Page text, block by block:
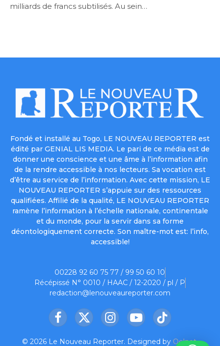
milliards de francs subtilisés. Au sein…
Fondé et installé au Togo, LE NOUVEAU REPORTER est
édité par GENIAL LIS MEDIA. Le pari de ce média est de
donner une conscience et une âme à l’information afin
de la rendre accessible à nos lecteurs. Sa vocation est
d’être au service de l’information. Avec cette mission, LE
NOUVEAU REPORTER s’appuie sur des ressources
qualifiées. Affilié de la qualité, LE NOUVEAU REPORTER
ramène l’information à l’échelle nationale, continentale
et du monde, pour la servir dans sa forme
déontologiquement correcte. Son maître-mot est: l’info,
accessible!
00228 92 60 75 77 / 99 50 60 10
Récépissé N° 0010 / HAAC / 12-2020 / pl / P
redaction@lenouveaureporter.com
Facebook
X
InstagramYouTubeTikTok
© 2026 Le Nouveau Reporter. Designed by Oelnet.